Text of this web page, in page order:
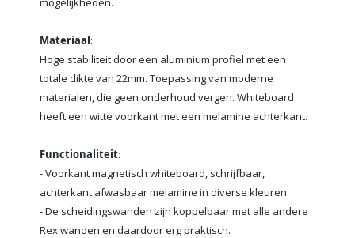
Materiaal:
Hoge stabiliteit door een aluminium profiel met een
totale dikte van 22mm. Toepassing van moderne
materialen, die geen onderhoud vergen. Whiteboard
heeft een witte voorkant met een melamine achterkant.
Functionaliteit:
- Voorkant magnetisch whiteboard, schrijfbaar,
achterkant afwasbaar melamine in diverse kleuren
- De scheidingswanden zijn koppelbaar met alle andere
Rex wanden en daardoor erg praktisch.